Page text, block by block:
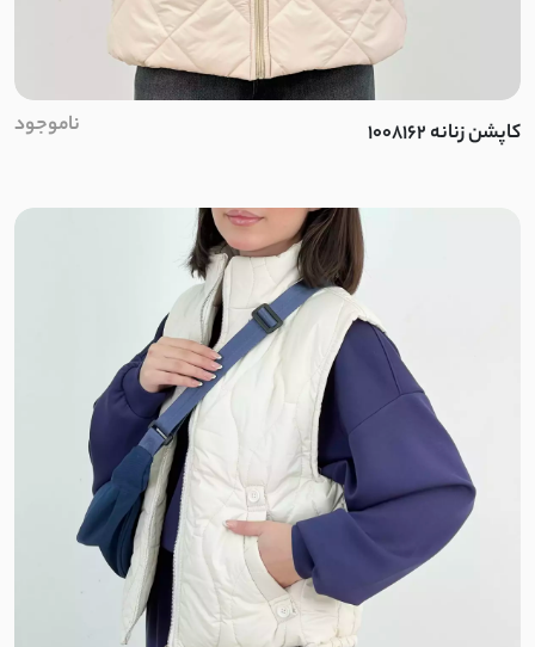
پنبه دورس ظریف
گلکسی نخ
کرپ نخ
خامه دوزی کوبایی
کتان ظریف تابستانی
کرپ تابستانی پفکی
ساتن کرپ مات
نخ کجراه
نخ پنبه کبریتی
کاپشن زنانه 1008162 ناموجود